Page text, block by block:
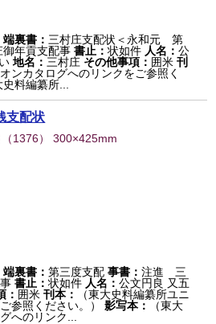
端裏書： 三村庄支配状＜永和元 第
年貢支配事書止：状如件 人名：公
地名： 三村庄 その他事項： 囲米刊
ンカタログへのリンクをご参照く
史料編纂所...
支配状
（1376） 300×425mm
端裏書：第三度支配 事書：注進 三
事書止：状如件 人名：公文円良 又五
： 囲米刊本：
（東大史料編纂所ユニ
参照ください。）
影写本：
（東大
へのリンク...